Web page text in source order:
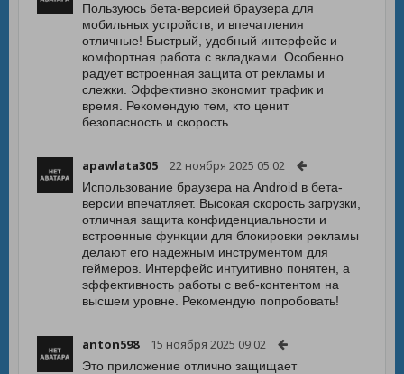
Пользуюсь бета-версией браузера для
мобильных устройств, и впечатления
отличные! Быстрый, удобный интерфейс и
комфортная работа с вкладками. Особенно
радует встроенная защита от рекламы и
слежки. Эффективно экономит трафик и
время. Рекомендую тем, кто ценит
безопасность и скорость.
apawlata305 22 ноября 2025 05:02
Использование браузера на Android в бета-
версии впечатляет. Высокая скорость загрузки,
отличная защита конфиденциальности и
встроенные функции для блокировки рекламы
делают его надежным инструментом для
геймеров. Интерфейс интуитивно понятен, а
эффективность работы с веб-контентом на
высшем уровне. Рекомендую попробовать!
anton598 15 ноября 2025 09:02
Это приложение отлично защищает